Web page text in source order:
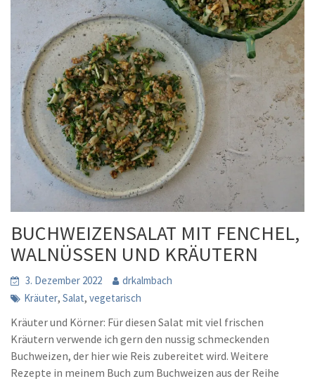
BUCHWEIZENSALAT MIT FENCHEL,
WALNÜSSEN UND KRÄUTERN
3. Dezember 2022
drkalmbach
Kräuter,Salat,vegetarisch
Kräuter und Körner: Für diesen Salat mit viel frischen
Kräutern verwende ich gern den nussig schmeckenden
Buchweizen, der hier wie Reis zubereitet wird. Weitere
Rezepte in meinem Buch zum Buchweizen aus der Reihe